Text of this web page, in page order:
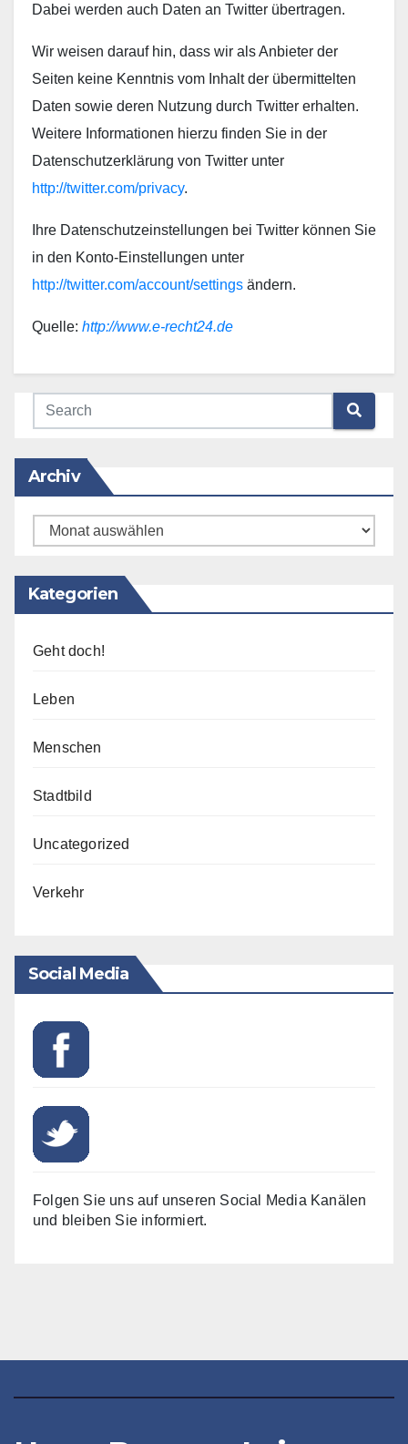
Dabei werden auch Daten an Twitter übertragen.
Wir weisen darauf hin, dass wir als Anbieter der
Seiten keine Kenntnis vom Inhalt der übermittelten
Daten sowie deren Nutzung durch Twitter erhalten.
Weitere Informationen hierzu finden Sie in der
Datenschutzerklärung von Twitter unter
http://twitter.com/privacy.
Ihre Datenschutzeinstellungen bei Twitter können Sie
in den Konto-Einstellungen unter
http://twitter.com/account/settings ändern.
Quelle: http://www.e-recht24.de
Archiv
Archiv
Kategorien
Geht doch!
Leben
Menschen
Stadtbild
Uncategorized
Verkehr
Social Media
Folgen Sie uns auf unseren Social Media Kanälen
und bleiben Sie informiert.